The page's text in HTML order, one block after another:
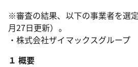
※審査の結果、以下の事業者を選
月27日更新）。
・株式会社ザイマックスグループ
１ 概要